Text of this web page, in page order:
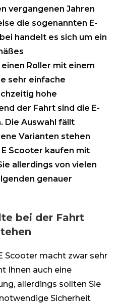
vergangenen Jahren
die sogenannten E-
handelt es sich um ein
Roller mit einem
sehr einfache
hohe
der Fahrt sind die E-
Die Auswahl fällt
Varianten stehen
Scooter kaufen mit
allerdings von vielen
genauer
bei der Fahrt
Scooter macht zwar sehr
Ihnen auch eine
allerdings sollten Sie
Sicherheit